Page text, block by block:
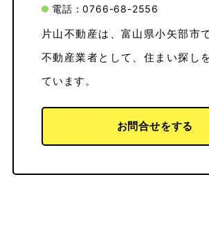
電話：0766-68-2556
片山不動産は、富山県小矢部市
不動産業者として、住まい探し
ています。
お問合せをする